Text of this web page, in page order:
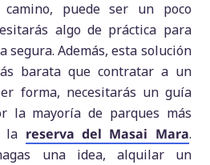
puede ser un poco
algo de práctica para
segura. Además, esta solución
barata que contratar a un
forma, necesitarás un guía
la mayoría de parques más
la reserva del Masai Mara.
una idea, alquilar un